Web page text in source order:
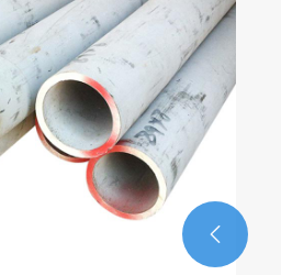
الشركة المصنعة لألواح
مواصفات الحجم الشائعة
